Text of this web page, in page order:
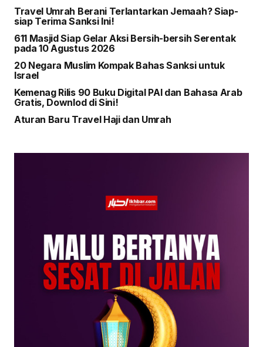
Travel Umrah Berani Terlantarkan Jemaah? Siap-
siap Terima Sanksi Ini!
611 Masjid Siap Gelar Aksi Bersih-bersih Serentak
pada 10 Agustus 2026
20 Negara Muslim Kompak Bahas Sanksi untuk
Israel
Kemenag Rilis 90 Buku Digital PAI dan Bahasa Arab
Gratis, Downlod di Sini!
Aturan Baru Travel Haji dan Umrah